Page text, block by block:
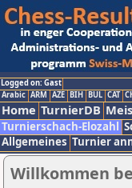
Logged on: Gast
Arabic ARM AZE BIH BUL CAT
Home TurnierDB
Turnierschach-Elozahl
Allgemeines Turnier
Willkommen